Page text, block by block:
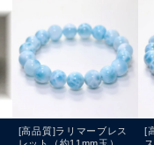
[高品質]ラリマーブレス
[